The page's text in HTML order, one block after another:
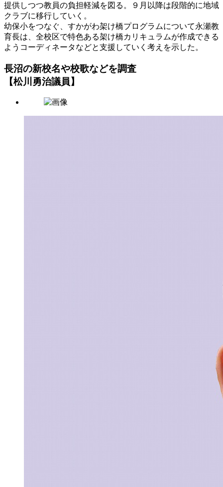
提供しつつ教員の負担軽減を図る。９月以降は段階的に地域
クラブに移行していく。
幼保小をつなぐ、すかがわ架け橋プログラムについて永瀬教
育長は、全校区で特色ある架け橋カリキュラムが作成できる
ようコーディネータなどと支援していく考えを示した。
長沼の新校名や校歌などを調査
【松川勇治議員】